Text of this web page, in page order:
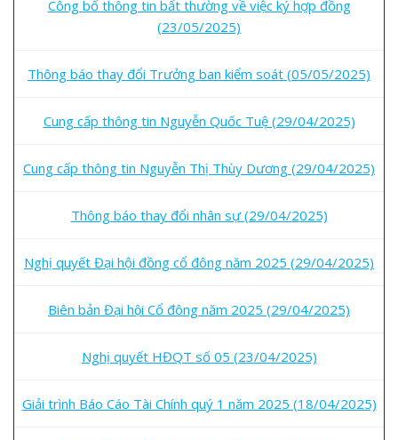
Công bố thông tin bất thường về việc ký hợp đồng
(23/05/2025)
Thông báo thay đổi Trưởng ban kiểm soát (05/05/2025)
Cung cấp thông tin Nguyễn Quốc Tuệ (29/04/2025)
Cung cấp thông tin Nguyễn Thị Thùy Dương (29/04/2025)
Thông báo thay đổi nhân sự (29/04/2025)
Nghị quyết Đại hội đồng cổ đông năm 2025 (29/04/2025)
Biên bản Đại hội Cổ đông năm 2025 (29/04/2025)
Nghị quyết HĐQT số 05 (23/04/2025)
Giải trình Báo Cáo Tài Chính quý 1 năm 2025 (18/04/2025)